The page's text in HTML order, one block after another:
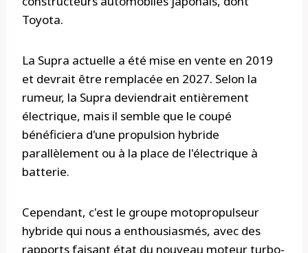
Toyota.
La Supra actuelle a été mise en vente en 2019
et devrait être remplacée en 2027. Selon la
rumeur, la Supra deviendrait entièrement
électrique, mais il semble que le coupé
bénéficiera d'une propulsion hybride
parallèlement ou à la place de l'électrique à
batterie.
Cependant, c'est le groupe motopropulseur
hybride qui nous a enthousiasmés, avec des
rapports faisant état du nouveau moteur turbo-